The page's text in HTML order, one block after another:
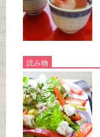
読み物